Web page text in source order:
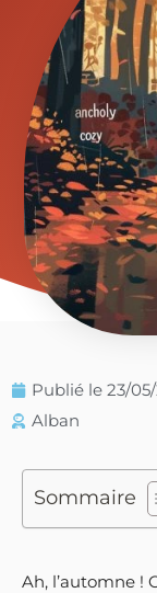
Publié le 23/
Alban
Sommaire
Ah, l’automne !